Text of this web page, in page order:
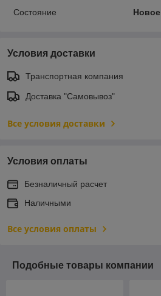
Состояние
Новое
Условия доставки
Транспортная компания
Доставка "Самовывоз"
Все условия доставки
Условия оплаты
Безналичный расчет
Наличными
Все условия оплаты
Подобные товары компании